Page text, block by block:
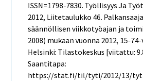
ISSN=1798-7830. Työllisyys Ja
2012, Liitetaulukko 46.
säännöllisen viikkotyöajan ja
2008) mukaan vuonna 2012, 15-
Helsinki: Tilastokeskus [viitattu:
Saantitapa:
https://stat.fi/til/tyti/2012/13/